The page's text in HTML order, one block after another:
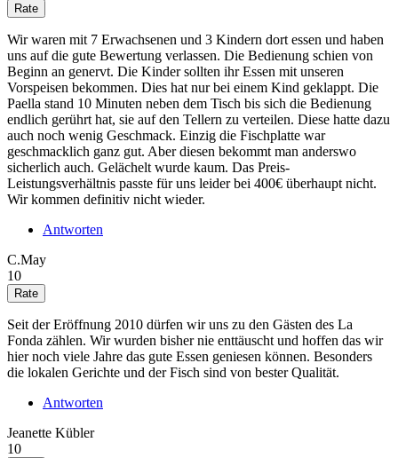
Wir waren mit 7 Erwachsenen und 3 Kindern dort essen und haben
uns auf die gute Bewertung verlassen. Die Bedienung schien von
Beginn an genervt. Die Kinder sollten ihr Essen mit unseren
Vorspeisen bekommen. Dies hat nur bei einem Kind geklappt. Die
Paella stand 10 Minuten neben dem Tisch bis sich die Bedienung
endlich gerührt hat, sie auf den Tellern zu verteilen. Diese hatte dazu
auch noch wenig Geschmack. Einzig die Fischplatte war
geschmacklich ganz gut. Aber diesen bekommt man anderswo
sicherlich auch. Gelächelt wurde kaum. Das Preis-
Leistungsverhältnis passte für uns leider bei 400€ überhaupt nicht.
Wir kommen definitiv nicht wieder.
Antworten
C.May
10
Seit der Eröffnung 2010 dürfen wir uns zu den Gästen des La
Fonda zählen. Wir wurden bisher nie enttäuscht und hoffen das wir
hier noch viele Jahre das gute Essen geniesen können. Besonders
die lokalen Gerichte und der Fisch sind von bester Qualität.
Antworten
Jeanette Kübler
10